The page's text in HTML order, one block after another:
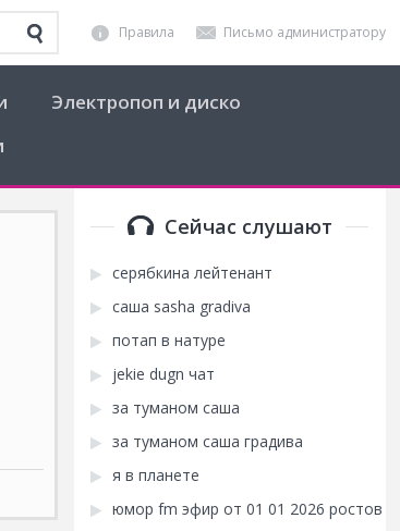
Правила Письмо администратору
Электропоп и диско
Сейчас слушают
серябкина лейтенант
саша sasha gradiva
потап в натуре
jekie dugn чат
за туманом саша
за туманом саша градива
я в планете
юмор fm эфир от 01 01 2026 ростов